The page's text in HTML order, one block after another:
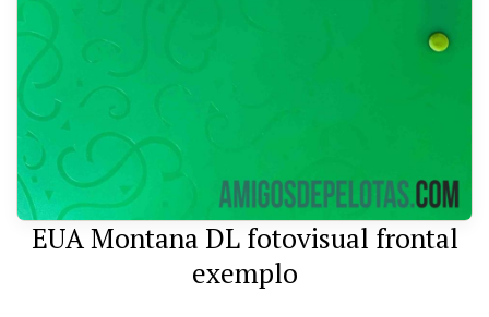
EUA Montana DL fotovisual frontal
exemplo